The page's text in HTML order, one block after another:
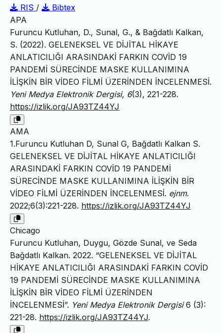
RIS /
Bibtex
APA
Furuncu Kutluhan, D., Sunal, G., & Bağdatlı Kalkan,
S. (2022). GELENEKSEL VE DİJİTAL HİKAYE
ANLATICILIĞI ARASINDAKİ FARKIN COVİD 19
PANDEMİ SÜRECİNDE MASKE KULLANIMINA
İLİŞKİN BİR VİDEO FİLMİ ÜZERİNDEN İNCELENMESİ.
Yeni Medya Elektronik Dergisi, 6(3), 221-228.
https://izlik.org/JA93TZ44YJ
AMA
1.Furuncu Kutluhan D, Sunal G, Bağdatlı Kalkan S.
GELENEKSEL VE DİJİTAL HİKAYE ANLATICILIĞI
ARASINDAKİ FARKIN COVİD 19 PANDEMİ
SÜRECİNDE MASKE KULLANIMINA İLİŞKİN BİR
VİDEO FİLMİ ÜZERİNDEN İNCELENMESİ. ejnm.
2022;6(3):221-228. https://izlik.org/JA93TZ44YJ
Chicago
Furuncu Kutluhan, Duygu, Gözde Sunal, ve Seda
Bağdatlı Kalkan. 2022. “GELENEKSEL VE DİJİTAL
HİKAYE ANLATICILIĞI ARASINDAKİ FARKIN COVİD
19 PANDEMİ SÜRECİNDE MASKE KULLANIMINA
İLİŞKİN BİR VİDEO FİLMİ ÜZERİNDEN
İNCELENMESİ”. Yeni Medya Elektronik Dergisi6 (3):
221-28. https://izlik.org/JA93TZ44YJ.